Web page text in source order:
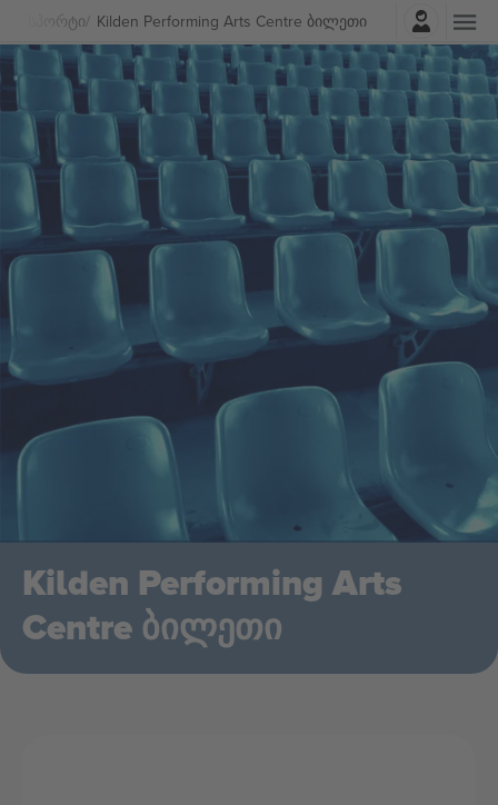
Სპორტი Kilden Performing Arts Centre ბილეთი
შესვლა
Kilden Performing Arts
Centre ბილეთი